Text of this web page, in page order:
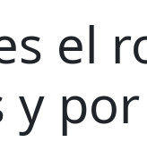
el
y